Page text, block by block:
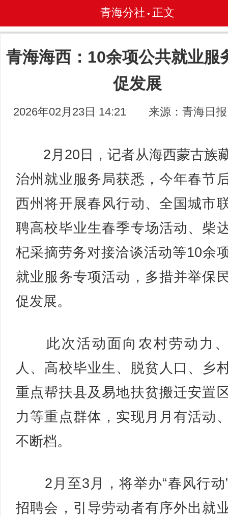
青海分社 • 正文
青海海西：10余项公共就业服
促发展
2026年02月23日 14:21 来源：青海日报
2月20日，记者从海西蒙古族
治州就业服务局获悉，今年春节
西州将开展春风行动、全国城市
聘高校毕业生春季专场活动、柴
杞采摘劳务对接洽谈活动等10余
就业服务专项活动，多措并举保
促发展。
此次活动面向农村劳动力
人、高校毕业生、脱贫人口、乡
重点帮扶县及易地扶贫搬迁安置
力等重点群体，实现月月有活动
不断档。
2月至3月，将举办“春风行动
招聘会，引导劳动者有序外出就